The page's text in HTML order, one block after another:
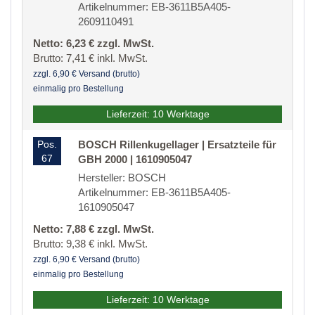
Artikelnummer: EB-3611B5A405-
2609110491
Netto: 6,23 € zzgl. MwSt.
Brutto: 7,41 € inkl. MwSt.
zzgl. 6,90 € Versand (brutto)
einmalig pro Bestellung
Lieferzeit: 10 Werktage
Pos.
67
BOSCH Rillenkugellager | Ersatzteile für
GBH 2000 | 1610905047
Hersteller: BOSCH
Artikelnummer: EB-3611B5A405-
1610905047
Netto: 7,88 € zzgl. MwSt.
Brutto: 9,38 € inkl. MwSt.
zzgl. 6,90 € Versand (brutto)
einmalig pro Bestellung
Lieferzeit: 10 Werktage